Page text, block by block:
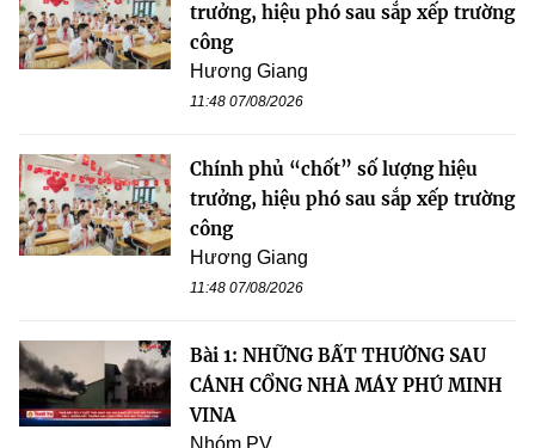
trưởng, hiệu phó sau sắp xếp trường
công
Hương Giang
11:48 07/08/2026
Chính phủ “chốt” số lượng hiệu
trưởng, hiệu phó sau sắp xếp trường
công
Hương Giang
11:48 07/08/2026
Bài 1: NHỮNG BẤT THƯỜNG SAU
CÁNH CỔNG NHÀ MÁY PHÚ MINH
VINA